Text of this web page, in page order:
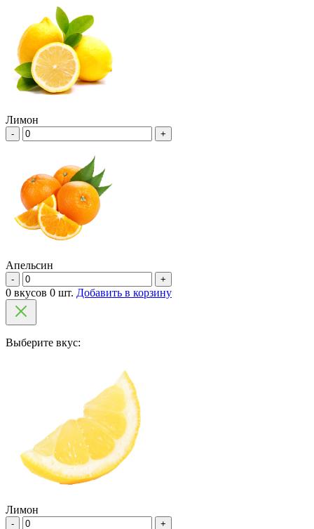
Лимон
- +
Апельсин
- +
0 вкусов 0 шт. Добавить в корзину
Выберите вкус:
Лимон
- +